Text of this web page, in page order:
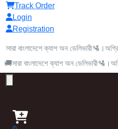
Track Order
Login
Registration
ক্যাশ অন ডেলিভারী🛂।অগ্রিম
বাংলাদেশে ক্যাশ অন ডেলিভারী🛂।অগ্রিম